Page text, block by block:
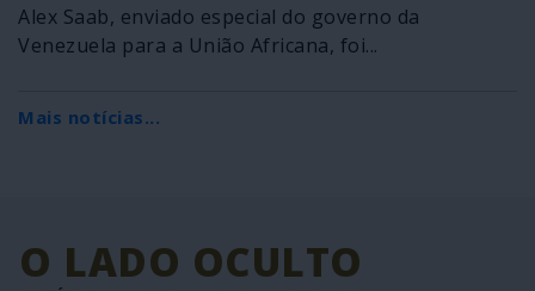
Alex Saab, enviado especial do governo da
Venezuela para a União Africana, foi...
Mais notícias...
O LADO OCULTO